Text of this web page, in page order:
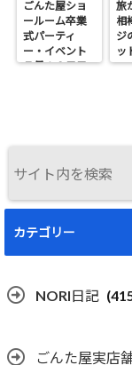
ごんた屋ショ
ールーム卒業
式パーティ
ー・イベント
７月１９日日
旅
相
ジ
ッ
カテゴリー
NORI日記
ごんた屋実店